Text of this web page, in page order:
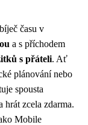
času v
a s příchodem
s přáteli. Ať
plánování nebo
spousta
hrát zcela zdarma.
Mobile